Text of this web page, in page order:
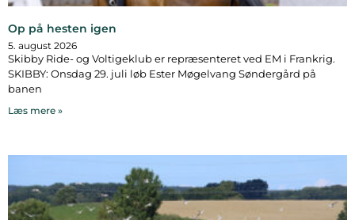
Op på hesten igen
5. august 2026
Skibby Ride- og Voltigeklub er repræsenteret ved EM i Frankrig.
SKIBBY: Onsdag 29. juli løb Ester Møgelvang Søndergård på
banen
Læs mere »